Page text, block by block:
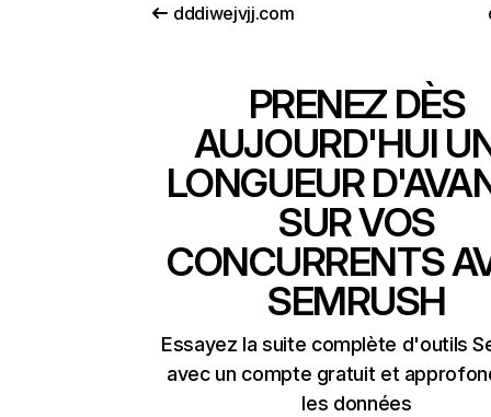
dddiwejvjj.com
PRENEZ DÈS
AUJOURD'HUI
LONGUEUR
SUR VOS
CONCURRENTS
SEMRUSH
Essayez la suite complète d'outils
avec un compte gratuit et
les données